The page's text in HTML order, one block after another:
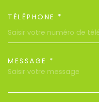
TÉLÉPHONE *
MESSAGE *